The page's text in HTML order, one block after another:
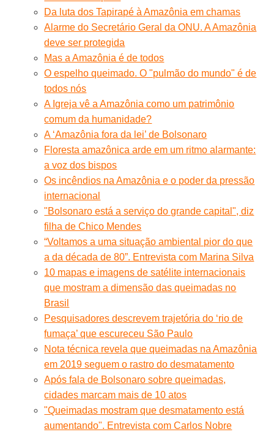
Da luta dos Tapirapé à Amazônia em chamas
Alarme do Secretário Geral da ONU. A Amazônia
deve ser protegida
Mas a Amazônia é de todos
O espelho queimado. O "pulmão do mundo" é de
todos nós
A Igreja vê a Amazônia como um patrimônio
comum da humanidade?
A ‘Amazônia fora da lei’ de Bolsonaro
Floresta amazônica arde em um ritmo alarmante:
a voz dos bispos
Os incêndios na Amazônia e o poder da pressão
internacional
"Bolsonaro está a serviço do grande capital", diz
filha de Chico Mendes
“Voltamos a uma situação ambiental pior do que
a da década de 80”. Entrevista com Marina Silva
10 mapas e imagens de satélite internacionais
que mostram a dimensão das queimadas no
Brasil
Pesquisadores descrevem trajetória do ‘rio de
fumaça’ que escureceu São Paulo
Nota técnica revela que queimadas na Amazônia
em 2019 seguem o rastro do desmatamento
Após fala de Bolsonaro sobre queimadas,
cidades marcam mais de 10 atos
"Queimadas mostram que desmatamento está
aumentando". Entrevista com Carlos Nobre